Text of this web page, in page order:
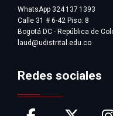
WhatsApp 324 137 1393
Calle 31 # 6-42 Piso: 8
Bogotá DC - República de
laud@udistrital.edu.co
Redes sociales